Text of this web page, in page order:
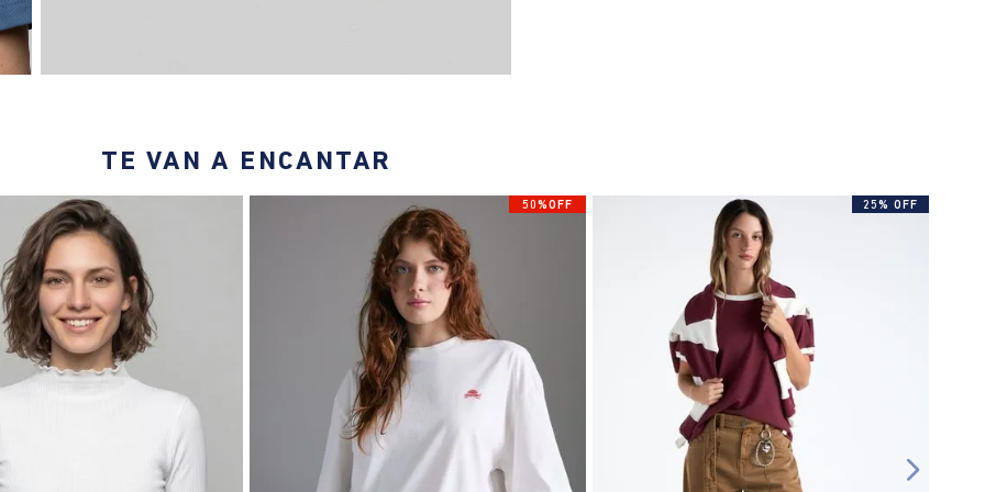
TE VAN A ENCANTAR
50%OFF 25% OFF